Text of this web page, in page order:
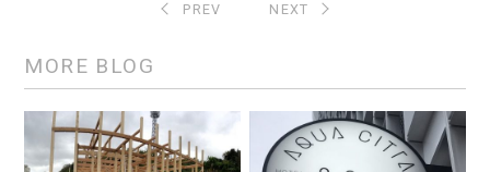
PREV NEXT
MORE BLOG